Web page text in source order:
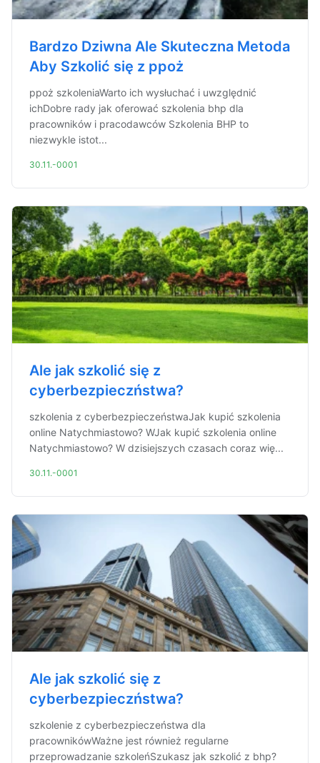
Bardzo Dziwna Ale Skuteczna Metoda
Aby Szkolić się z ppoż
ppoż szkoleniaWarto ich wysłuchać i uwzględnić
ichDobre rady jak oferować szkolenia bhp dla
pracowników i pracodawców Szkolenia BHP to
niezwykle istot...
30.11.-0001
Ale jak szkolić się z
cyberbezpieczństwa?
szkolenia z cyberbezpieczeństwaJak kupić szkolenia
online Natychmiastowo? WJak kupić szkolenia online
Natychmiastowo? W dzisiejszych czasach coraz wię...
30.11.-0001
Ale jak szkolić się z
cyberbezpieczństwa?
szkolenie z cyberbezpieczeństwa dla
pracownikówWażne jest również regularne
przeprowadzanie szkoleńSzukasz jak szkolić z bhp?